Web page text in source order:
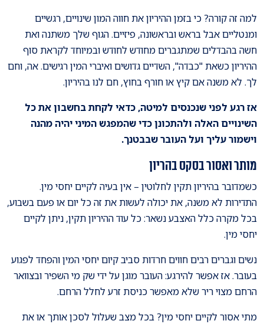
למה זה קורה? כי בזמן ההיריון את חווה המון שינויים, רגשיים
ומנטליים אבל בראש ובראשונה, פיזיים. הגוף שלך משתנה ואת
חשה בהבדלים שמתגברים מחודש לחודש ובמיוחד לקראת סוף
ההיריון כשאת "כבדה", השדיים גדושים ואיברי המין רגישים. אה, וחם
לך. לא משנה אם קיץ או חורף בחוץ, חם לנו בהיריון.
אז רגע לפני שנכנסים למיטה, כדאי לקחת בחשבון את כל
השינויים האלה ולהתכונן כדי שהמפגש המיני יהיה מהנה
וישמור עליך ועל העובר שבבטנך.
מותר ואסור בסקס בהריון
כשמדובר בהיריון תקין לחלוטין – אין בעיה לקיים יחסי מין.
התדירות לא משנה, את יכולה לעשות את זה כל יום או פעם בשבוע,
בכל מקרה כלל האצבע נשאר: כל עוד ההיריון תקין, ניתן לקיים
יחסי מין.
נשים וגברים רבים חווים חרדות סביב קיום יחסי המין והפחד לפגוע
בעובר. אז אפשר להירגע: העובר מוגן על ידי שק מי השפיר ובצוואר
הרחם מצוי ריר שלא מאפשר כניסת זרע לחלל הרחם.
מתי אסור לקיים יחסי מין? בכל מצב שעלול לסכן אותך או את